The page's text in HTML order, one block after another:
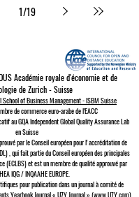
1/19
Académie royale d'économie et de
de Zurich - Suisse
of Business Management - ISBM Suisse
de commerce euro-arabe de l'EACC
au GQA Independent Global Quality Assurance Lab
en Suisse
par leConseil européen pour l'accréditation de
, qui fait partie duConseil européen des principales
(ECLBS)et est un membre de qualité approuvé par
IQG / INQAAHE EUROPE.
pour publication dans un journal à comité de
Yearbook Journal « U7Y Journal » (www.U7Y.com)